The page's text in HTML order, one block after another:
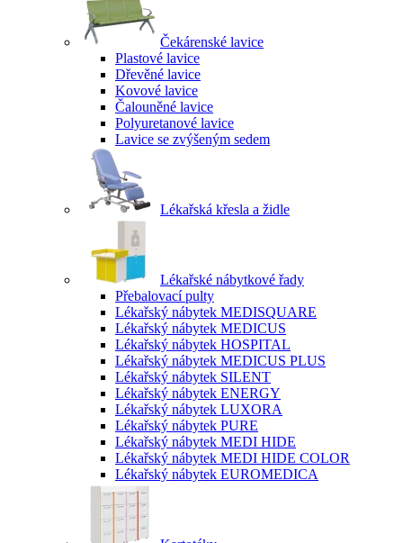
Čekárenské lavice
Plastové lavice
Dřevěné lavice
Kovové lavice
Čalouněné lavice
Polyuretanové lavice
Lavice se zvýšeným sedem
Lékařská křesla a židle
Lékařské nábytkové řady
Přebalovací pulty
Lékařský nábytek MEDISQUARE
Lékařský nábytek MEDICUS
Lékařský nábytek HOSPITAL
Lékařský nábytek MEDICUS PLUS
Lékařský nábytek SILENT
Lékařský nábytek ENERGY
Lékařský nábytek LUXORA
Lékařský nábytek PURE
Lékařský nábytek MEDI HIDE
Lékařský nábytek MEDI HIDE COLOR
Lékařský nábytek EUROMEDICA